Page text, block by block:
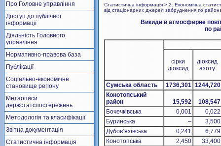
Про Головне управління
Доступ до публічної
інформації
Діяльність Головного
управління
Нормативно-правова база
Публікації
Соціально-економічне
становище регіону
Метаописи
держстатспостережень
Методологія та класифікації
Звітна документація
Статистична інформація
Статистична інформація > 2. Економічна
від стаціонарних джерел забруднення по
Викиди в атмосферне
по
сірки
діоксид
діоксид
азоту
Сумська область 1736,301 1244,720
Конотопський
район
15,592
108,547
Бочечківська
0,001
0,022
Буринська
–
3,500
Дубов’язівська
0,241
6,779
Конотопська
2,450
33,400